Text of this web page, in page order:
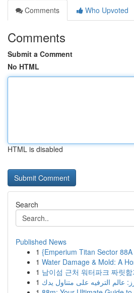
Comments
Who Upvoted
Comments
Submit a Comment
No HTML
HTML is disabled
Search
Published News
1 {Emperium Titan Sector
1 Water Damage & Mold: A
1 남이섬 근처 워터파크 짜릿
1